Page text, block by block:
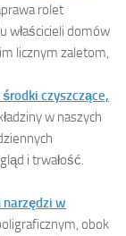
rolet
właścicieli domów
licznym zaletom,
czyszczące,
w naszych
i trwałość.
w
obok